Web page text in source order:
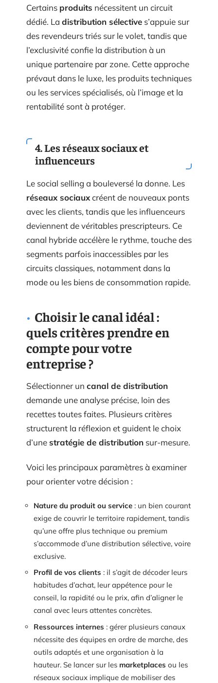
Certains produits nécessitent un circuit
dédié. La distribution sélective s’appuie sur
des revendeurs triés sur le volet, tandis que
l’exclusivité confie la distribution à un
unique partenaire par zone. Cette approche
prévaut dans le luxe, les produits techniques
ou les services spécialisés, où l’image et la
rentabilité sont à protéger.
4. Lesréseaux sociauxet
influenceurs
Le social selling a bouleversé la donne. Les
réseaux sociauxcréent de nouveaux ponts
avec les clients, tandis que les influenceurs
deviennent de véritables prescripteurs. Ce
canal hybride accélère le rythme, touche des
segments parfois inaccessibles par les
circuits classiques, notamment dans la
mode ou les biens de consommation rapide.
Choisir le canal idéal :
quels critères prendre en
compte pour votre
entreprise ?
Sélectionner un canal de distribution
demande une analyse précise, loin des
recettes toutes faites. Plusieurs critères
structurent la réflexion et guident le choix
d’unestratégie de distribution sur-mesure.
Voici les principaux paramètres à examiner
pour orienter votre décision :
Nature du produit ou service : un bien courant
exige de couvrir le territoire rapidement, tandis
qu’une offre plus technique ou premium
s’accommode d’une distribution sélective, voire
exclusive.
Profil de vos clients : il s’agit de décoder leurs
habitudes d’achat, leur appétence pour le
conseil, la rapidité ou le prix, afin d’aligner le
canal avec leurs attentes concrètes.
Ressources internes : gérer plusieurs canaux
nécessite des équipes en ordre de marche, des
outils adaptés et une organisation à la
hauteur. Se lancer sur les marketplaces ou les
réseaux sociaux implique de mobiliser des